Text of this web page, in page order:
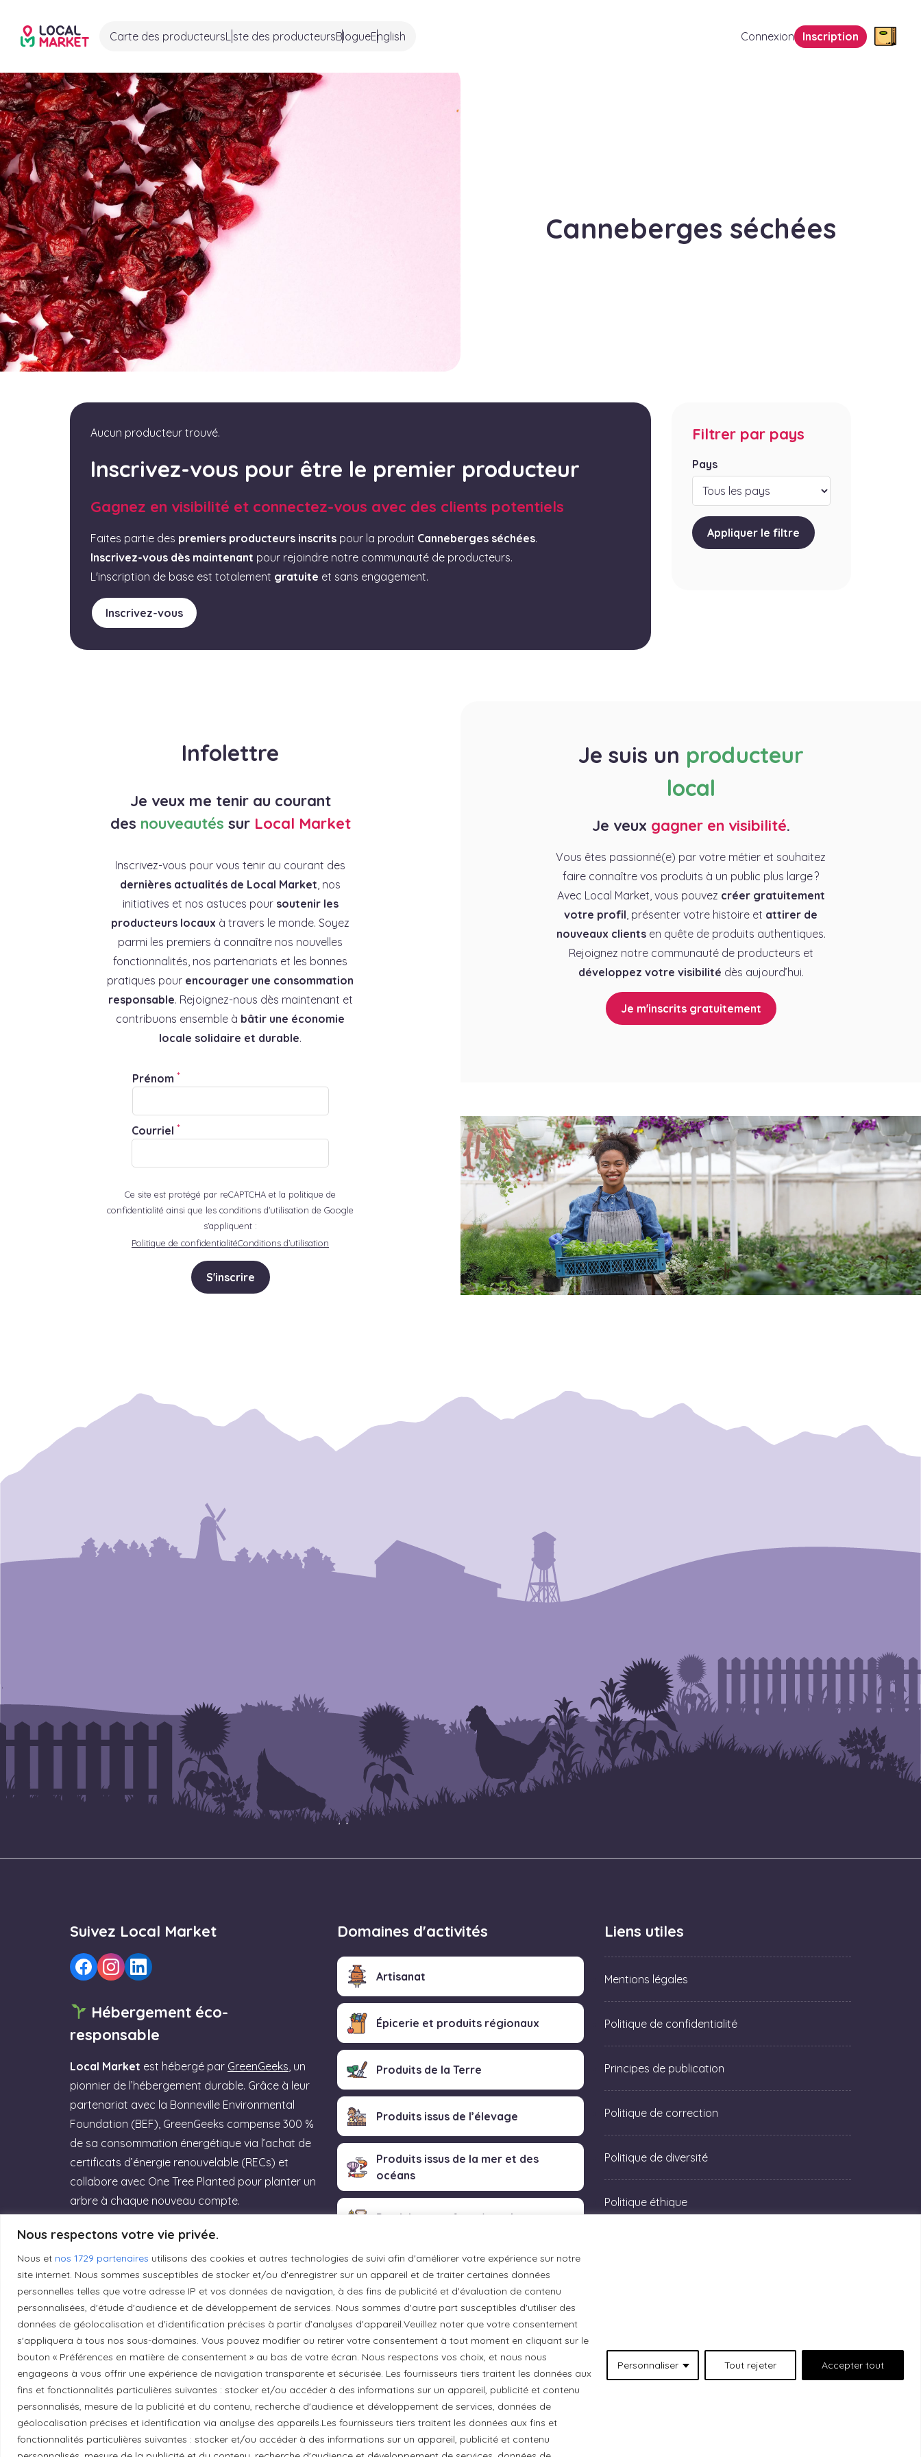
Nous respectons votre vie privée.
Nous et nos 1729 partenaires utilisons des cookies et autres technologies de suivi afin d'améliorer votre expérience sur notre
site internet. Nous sommes susceptibles de stocker et/ou d'enregistrer sur un appareil et de traiter certaines données
personnelles telles que votre adresse IP et vos données de navigation, à des fins de publicité et d'évaluation de contenu
personnalisées, d'étude d'audience et de développement de services. Nous sommes d'autre part susceptibles d'utiliser des
données de géolocalisation et d'identification précises à partir d’analyses d'appareil.Veuillez noter que votre consentement
s'appliquera à tous nos sous-domaines. Vous pouvez modifier ou retirer votre consentement à tout moment en cliquant sur le
bouton « Préférences en matière de consentement » au bas de votre écran. Nous respectons vos choix, et nous nous
engageons à vous offrir une expérience de navigation transparente et sécurisée. Les fournisseurs tiers traitent les données aux
fins et fonctionnalités particulières suivantes : stocker et/ou accéder à des informations sur un appareil, publicité et contenu
personnalisés, mesure de la publicité et du contenu, recherche d'audience et développement de services, données de
géolocalisation précises et identification via analyse des appareils.Les fournisseurs tiers traitent les données aux fins et
fonctionnalités particulières suivantes : stocker et/ou accéder à des informations sur un appareil, publicité et contenu
Personnaliser Tout rejeter Accepter tout
Carte des producteursListe des producteursBlogueEnglish Connexion Inscription
Canneberges séchées
Aucun producteur trouvé.
Inscrivez-vous pour être le premier producteur
Gagnez en visibilité et connectez-vous avec des clients potentiels
Faites partie des premiers producteurs inscrits pour la produit Canneberges séchées.
Inscrivez-vous dès maintenant pour rejoindre notre communauté de producteurs.
L'inscription de base est totalement gratuite et sans engagement.
Inscrivez-vous
Filtrer par pays
Pays
Appliquer le filtre
Infolettre
Je veux me tenir au courant
des nouveautés sur Local Market
Inscrivez-vous pour vous tenir au courant des
dernières actualités de Local Market, nos
initiatives et nos astuces pour soutenir les
producteurs locaux à travers le monde. Soyez
parmi les premiers à connaître nos nouvelles
fonctionnalités, nos partenariats et les bonnes
pratiques pour encourager une consommation
responsable. Rejoignez-nous dès maintenant et
contribuons ensemble à bâtir une économie
locale solidaire et durable.
Prénom *
Courriel *
Ce site est protégé par reCAPTCHA et la politique de
confidentialité ainsi que les conditions d'utilisation de Google
s'appliquent :
Politique de confidentialitéConditions d’utilisation
S'inscrire
Je suis un producteur
local
Je veux gagner en visibilité.
Vous êtes passionné(e) par votre métier et souhaitez
faire connaître vos produits à un public plus large ?
Avec Local Market, vous pouvez créer gratuitement
votre profil , présenter votre histoire et attirer de
nouveaux clientsen quête de produits authentiques.
Rejoignez notre communauté de producteurs et
développez votre visibilité dès aujourd’hui.
Je m'inscrits gratuitement
Suivez Local Market
Hébergement éco-
responsable
Local Market est hébergé par GreenGeeks, un
pionnier de l’hébergement durable. Grâce à leur
partenariat avec la Bonneville Environmental
Foundation (BEF), GreenGeeks compense 300 %
de sa consommation énergétique via l’achat de
certificats d’énergie renouvelable (RECs) et
collabore avec One Tree Planted pour planter un
arbre à chaque nouveau compte.
Rejoignez GreenGeeks dès aujourd’hui et
Green Web Hosting » performant qui
respecte la planète ! (Lien affilié)
Essayez GreenGeeks
Domaines d'activités
Artisanat
Épicerie et produits régionaux
Produits de la Terre
Produits issus de l’élevage
Produits issus de la mer et des
océans
Produits transformés artisanaux
Liens utiles
Mentions légales
Politique de confidentialité
Principes de publication
Politique de correction
Politique de diversité
Politique éthique
Reconnaissance du territoire
Local Market, marque portée par la société Les Chats Gourmets Ltd. tient à souligner que ses installations, situées au 511 Lacolle Way (Ottawa-Orléans),